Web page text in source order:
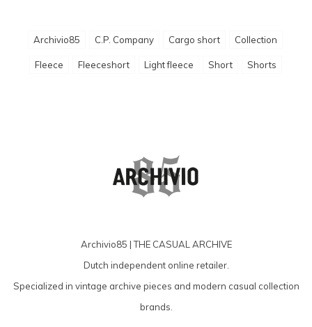
Archivio85 C.P. Company Cargo short Collection
Fleece Fleeceshort Light fleece Short Shorts
Archivio85 | THE CASUAL ARCHIVE
Dutch independent online retailer.
Specialized in vintage archive pieces and modern casual collection
brands.